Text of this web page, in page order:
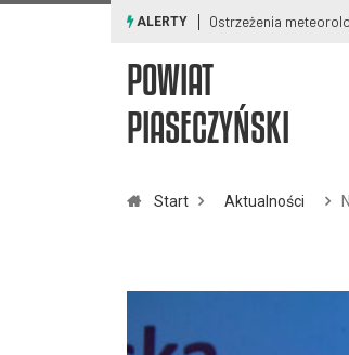
ALERTY Ostrzeżenia
POWIAT
PIASECZYŃSKI
Start Aktualności